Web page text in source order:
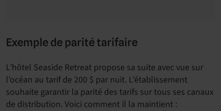
Exemple de parité tarifaire
L’hôtel Seaside Retreat propose sa suite avec vue sur
l’océan au tarif de 200 $ par nuit. L’établissement
souhaite garantir la parité des tarifs sur tous ses canaux
de distribution. Voici comment il la maintient :